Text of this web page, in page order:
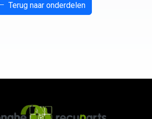
Terug naar onderdelen